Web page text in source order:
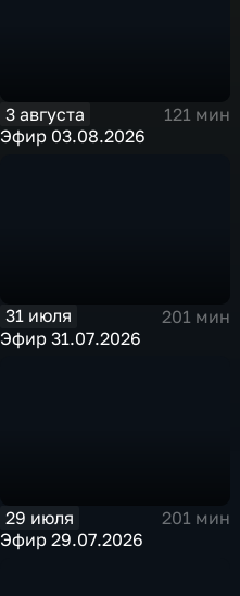
3 августа
121 мин
Эфир 03.08.2026
31 июля
201 мин
Эфир 31.07.2026
29 июля
201 мин
Эфир 29.07.2026